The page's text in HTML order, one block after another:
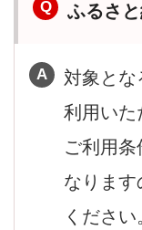
ふるさ
対象と
利用いた
ご利用
なりま
ください